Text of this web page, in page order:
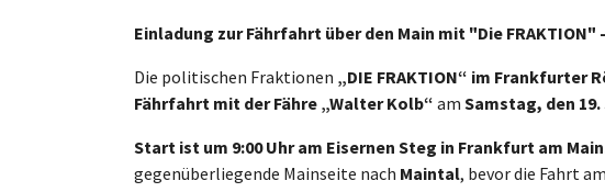
Einladung zur Fährfahrt über den Main mit "Die
Die politischen Fraktionen „DIE FRAKTION“ im Frankfurter
Fährfahrt mit der Fähre „Walter Kolb“ am Samstag, den 19.
Start ist um 9:00 Uhr am Eisernen Steg in Frankfurt am
gegenüberliegende Mainseite nach Maintal, bevor die Fahrt